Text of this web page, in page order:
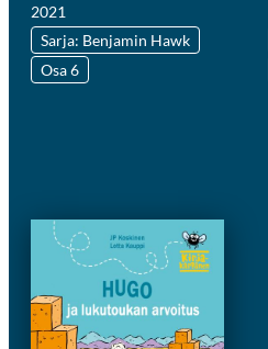
2021
Sarja: Benjamin Hawk
Osa 6